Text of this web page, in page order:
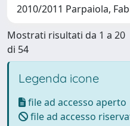
2010/2011 Parpaiola,
Mostrati risultati da 1 a 20
di 54
Legenda icone
file ad accesso aperto
file ad accesso